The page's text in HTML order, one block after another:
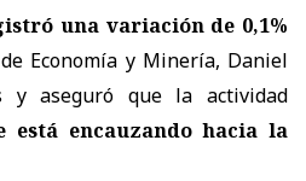
una variación de 0,1%
Economía y Minería, Daniel
y aseguró que la actividad
está encauzando hacia la